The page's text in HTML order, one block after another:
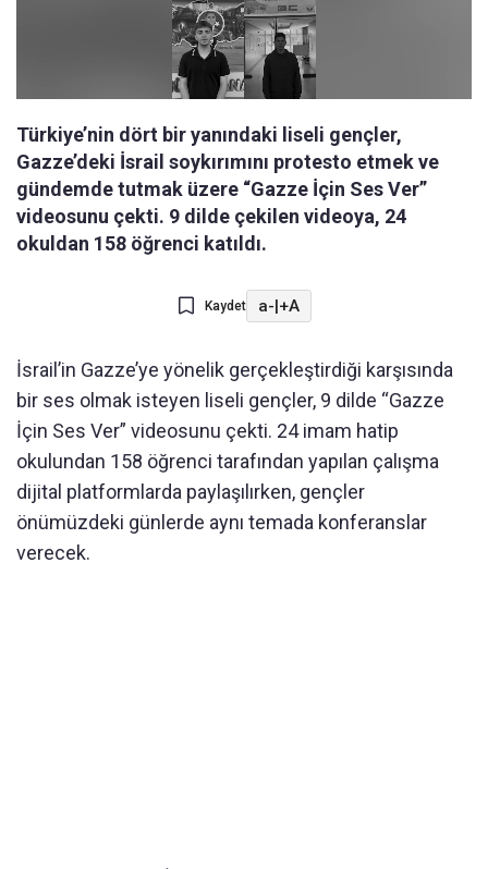
Türkiye’nin dört bir yanındaki liseli gençler,
Gazze’deki İsrail soykırımını protesto etmek ve
gündemde tutmak üzere “Gazze İçin Ses Ver”
videosunu çekti. 9 dilde çekilen videoya, 24
okuldan 158 öğrenci katıldı.
Kaydet a-|+A
İsrail’in Gazze’ye yönelik gerçekleştirdiği karşısında
bir ses olmak isteyen liseli gençler, 9 dilde “Gazze
İçin Ses Ver” videosunu çekti. 24 imam hatip
okulundan 158 öğrenci tarafından yapılan çalışma
dijital platformlarda paylaşılırken, gençler
önümüzdeki günlerde aynı temada konferanslar
verecek.